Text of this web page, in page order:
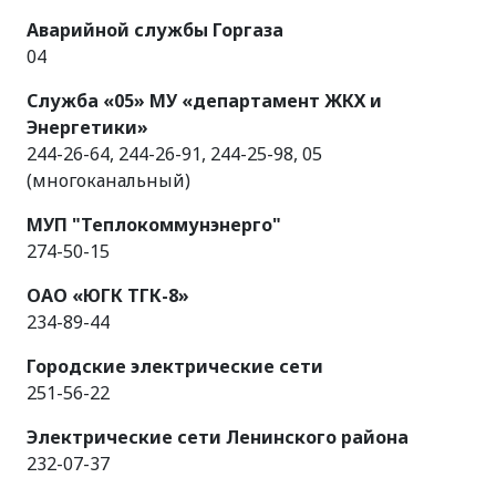
Аварийной службы Горгаза
04
Служба «05» МУ «департамент ЖКХ и
Энергетики»
244-26-64, 244-26-91, 244-25-98, 05
(многоканальный)
МУП "Теплокоммунэнерго"
274-50-15
ОАО «ЮГК ТГК-8»
234-89-44
Городские электрические сети
251-56-22
Электрические сети Ленинского района
232-07-37